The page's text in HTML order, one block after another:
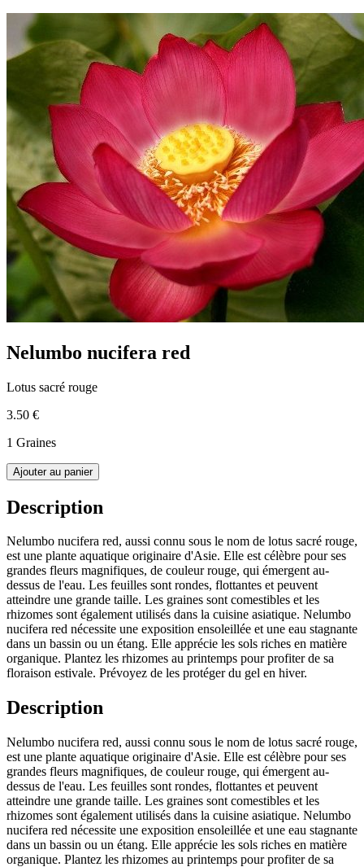
Nelumbo nucifera red
Lotus sacré rouge
3.50 €
1 Graines
Ajouter au panier
Description
Nelumbo nucifera red, aussi connu sous le nom de lotus sacré rouge,
est une plante aquatique originaire d'Asie. Elle est célèbre pour ses
grandes fleurs magnifiques, de couleur rouge, qui émergent au-
dessus de l'eau. Les feuilles sont rondes, flottantes et peuvent
atteindre une grande taille. Les graines sont comestibles et les
rhizomes sont également utilisés dans la cuisine asiatique. Nelumbo
nucifera red nécessite une exposition ensoleillée et une eau stagnante
dans un bassin ou un étang. Elle apprécie les sols riches en matière
organique. Plantez les rhizomes au printemps pour profiter de sa
floraison estivale. Prévoyez de les protéger du gel en hiver.
Description
Nelumbo nucifera red, aussi connu sous le nom de lotus sacré rouge,
est une plante aquatique originaire d'Asie. Elle est célèbre pour ses
grandes fleurs magnifiques, de couleur rouge, qui émergent au-
dessus de l'eau. Les feuilles sont rondes, flottantes et peuvent
atteindre une grande taille. Les graines sont comestibles et les
rhizomes sont également utilisés dans la cuisine asiatique. Nelumbo
nucifera red nécessite une exposition ensoleillée et une eau stagnante
dans un bassin ou un étang. Elle apprécie les sols riches en matière
organique. Plantez les rhizomes au printemps pour profiter de sa